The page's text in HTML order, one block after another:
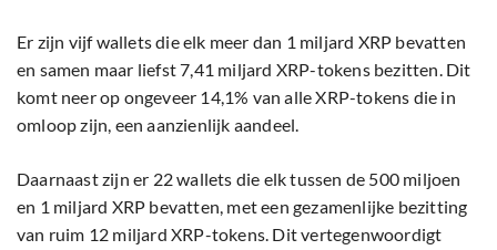
Er zijn vijf wallets die elk meer dan 1 miljard XRP bevatten
en samen maar liefst 7,41 miljard XRP-tokens bezitten. Dit
komt neer op ongeveer 14,1% van alle XRP-tokens die in
omloop zijn, een aanzienlijk aandeel.
Daarnaast zijn er 22 wallets die elk tussen de 500 miljoen
en 1 miljard XRP bevatten, met een gezamenlijke bezitting
van ruim 12 miljard XRP-tokens. Dit vertegenwoordigt